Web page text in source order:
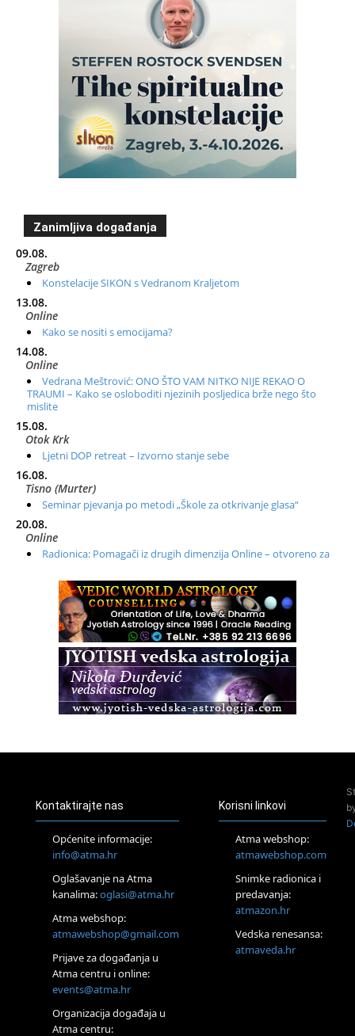
Zanimljiva događanja
09.08.
Zagreb
Konstelacije SIKON s Vedranom Kraljetom
13.08.
Online
Kako se nositi s emocijama?
14.08.
Online
Vedrana Meštrović: ONO ŠTO VAM NITKO NIJE REKAO O
TRAUMI – Kako se osloboditi njezinih posljedica brže nego što
mislite
15.08.
Otok Krk
Ljetni DOP retreat – Izvorno stanje sebe
16.08.
Tisno (Murter)
Seminar pjevanja po metodi „Škole za otkrivanje glasa“
20.08.
Online
Radionica: Pomagači iz drugih dimenzija Online – otvoreno za
Zagreb+Online
Osnovni ThetaHealing® tečaj, Zagreb i Online
Zagreb
Osnovna radionica za izscjeljivanje pranom (Basic Pranic
Healing course)
Access BARS®, otpusti stres
Pjesma srca / Zagreb
Tečaj Višeg Vodstva, razvijanja intuicije i Akaša zapisa
Online
Upisi u program Profesionalni hipnoterapeut — nova
Online
Postanite Nositelj Vibracije Nove Zemlje
Visoko
Alemka Dauskardt – Jednodnevna radionica sistemskih
konstelacija
Kontaktirajte nas
Općenite informacije:
info@atma.hr
Oglašavanje na Atma
kanalima:oglasi@atma.hr
Atma webshop:
atmawebshop@gmail.com
Prijave za događanja u
Atma centru i online:
events@atma.hr
Organizacija događaja u
Atma centru:
Korisni linkovi
Atma webshop:
atmawebshop.com
Snimke radionica i
predavanja:
atmazon.hr
Vedska renesansa:
atmaveda.hr